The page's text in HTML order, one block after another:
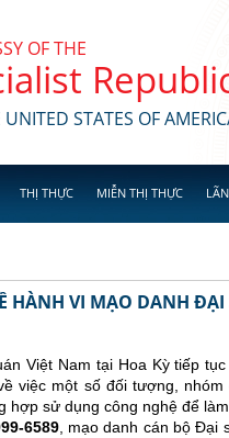
OF THE
STATES OF
THỊ THỰC MIỄN THỊ THỰC
HÀNH VI MẠO DANH
Việt Nam tại Hoa Kỳ tiếp
việc một số đối tượng,
hợp sử dụng công nghệ để
6589, mạo danh cán bộ Đại